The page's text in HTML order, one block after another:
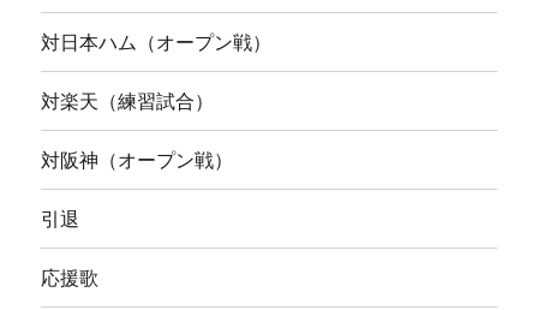
対日本ハム（オープン戦）
対楽天（練習試合）
対阪神（オープン戦）
引退
応援歌